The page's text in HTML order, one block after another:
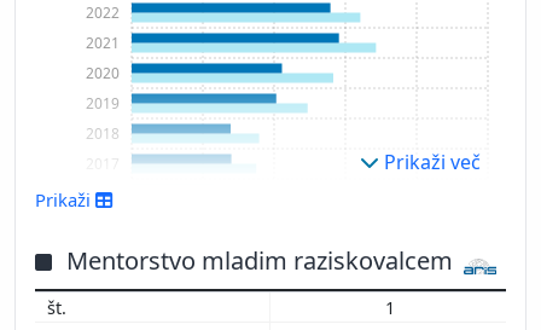
2014
2016
2017
2018
2019
2020
2021
2022
Prikaži več
Prikaži
Mentorstvo mladim raziskovalcem
1